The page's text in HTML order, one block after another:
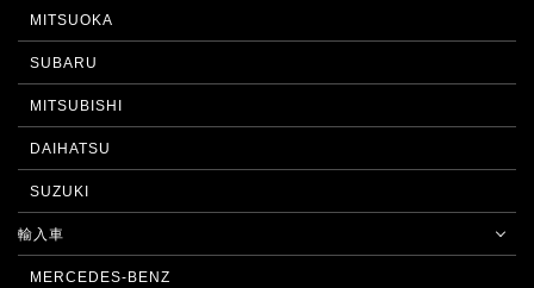
MITSUOKA
SUBARU
MITSUBISHI
DAIHATSU
SUZUKI
輸入車
MERCEDES-BENZ